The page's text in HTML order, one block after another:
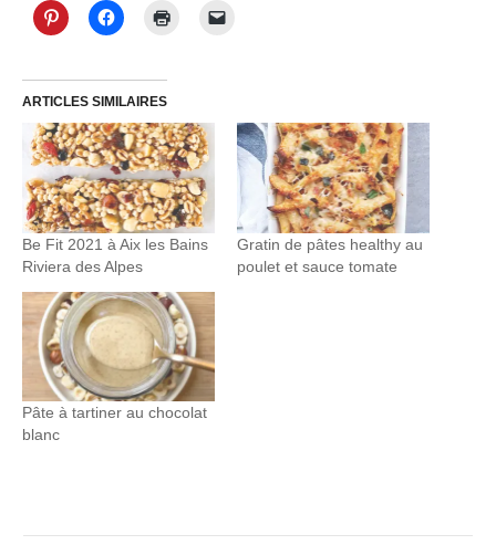
ARTICLES SIMILAIRES
Be Fit 2021 à Aix les Bains
Riviera des Alpes
Gratin de pâtes healthy au
poulet et sauce tomate
Pâte à tartiner au chocolat
blanc